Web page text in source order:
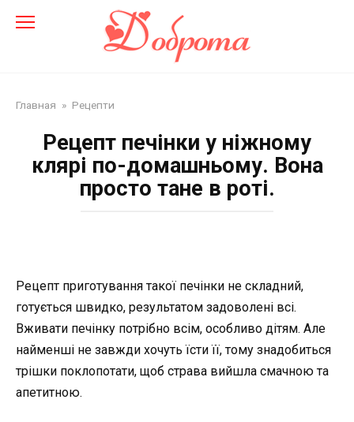
Главная » Рецепти
Рецепт печінки у ніжному
клярі по-домашньому. Вона
просто тане в роті.
Рецепт приготування такої печінки не складний,
готується швидко, результатом задоволені всі.
Вживати печінку потрібно всім, особливо дітям. Але
найменші не завжди хочуть їсти її, тому знадобиться
трішки поклопотати, щоб страва вийшла смачною та
апетитною.